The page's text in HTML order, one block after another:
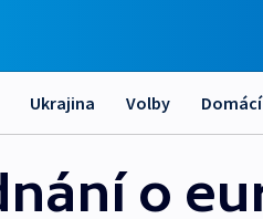
Ukrajina Volby Domácí
o